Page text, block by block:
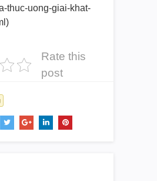
thuc-uong-giai-khat-
Rate this
post